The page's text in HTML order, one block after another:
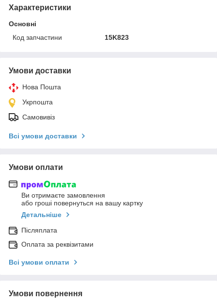
Характеристики
Основні
Код запчастини
15K823
Умови доставки
Нова Пошта
Укрпошта
Самовивіз
Всі умови доставки
Умови оплати
Ви отримаєте замовлення
або гроші повернуться на вашу картку
Детальніше
Післяплата
Оплата за реквізитами
Всі умови оплати
Умови повернення